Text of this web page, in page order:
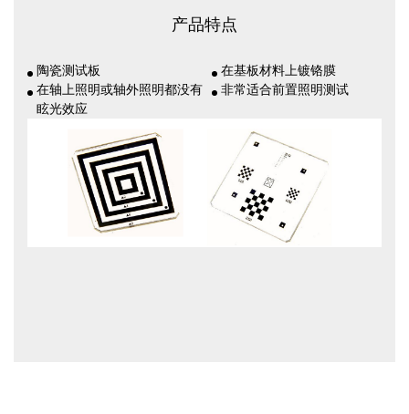
产品特点
陶瓷测试板
在基板材料上镀铬膜
在轴上照明或轴外照明都没有
眩光效应
非常适合前置照明测试